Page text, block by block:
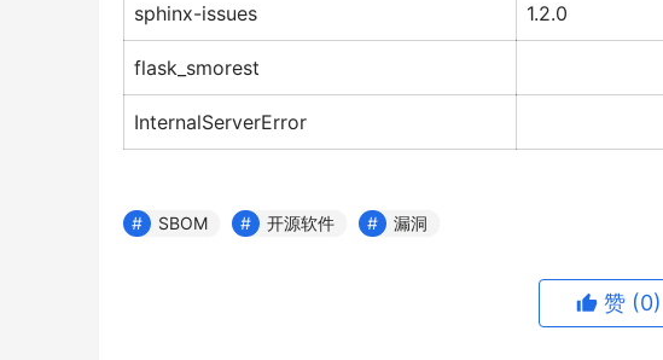
sphinx-issues 1.2.0
flask_smorest
InternalServerError
SBOM 开源软件 漏洞
赞 (0)